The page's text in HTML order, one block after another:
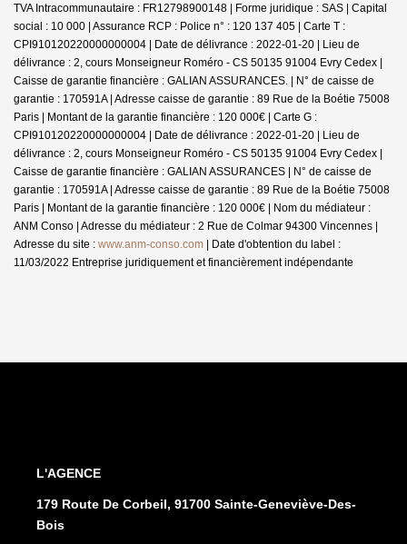
TVA Intracommunautaire : FR12798900148 | Forme juridique : SAS | Capital
social : 10 000 | Assurance RCP : Police n° : 120 137 405 | Carte T :
CPI910120220000000004 | Date de délivrance : 2022-01-20 | Lieu de
délivrance : 2, cours Monseigneur Roméro - CS 50135 91004 Evry Cedex |
Caisse de garantie financière : GALIAN ASSURANCES. | N° de caisse de
garantie : 170591A | Adresse caisse de garantie : 89 Rue de la Boétie 75008
Paris | Montant de la garantie financière : 120 000€ | Carte G :
CPI910120220000000004 | Date de délivrance : 2022-01-20 | Lieu de
délivrance : 2, cours Monseigneur Roméro - CS 50135 91004 Evry Cedex |
Caisse de garantie financière : GALIAN ASSURANCES | N° de caisse de
garantie : 170591A | Adresse caisse de garantie : 89 Rue de la Boétie 75008
Paris | Montant de la garantie financière : 120 000€ | Nom du médiateur :
ANM Conso | Adresse du médiateur : 2 Rue de Colmar 94300 Vincennes |
Adresse du site : www.anm-conso.com | Date d'obtention du label :
11/03/2022 Entreprise juridiquement et financièrement indépendante
L'AGENCE
179 Route De Corbeil, 91700 Sainte-Geneviève-Des-
Bois